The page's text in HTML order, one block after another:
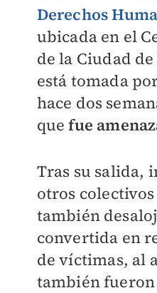
Derechos
ubicada en el
de la Ciudad
está tomada
hace dos
que fue
Tras su salida,
otros
también
convertida en
de víctimas, al
también